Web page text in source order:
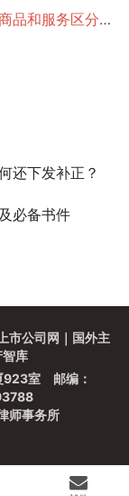
服务区分表》？
还下发补正？
必备书件
市公司网
国外主
库
923室 邮编：
师事务所